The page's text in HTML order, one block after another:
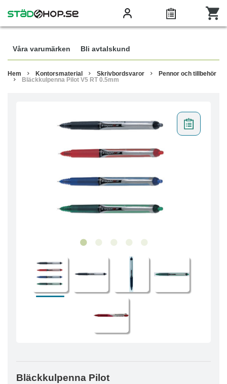
Våra varumärken Bli avtalskund
Hem Kontorsmaterial Skrivbordsvaror
Pennor och tillbehör
Bläckkulpenna Pilot V5 RT 0.5mm
Bläckkulpenna Pilot